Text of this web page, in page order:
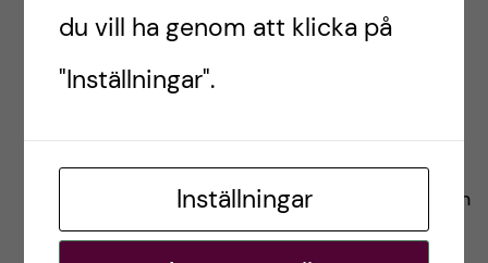
Scheele är en av de bästa
studieplatserna på campus och därmed
mitt andra hem
Våra veckor är inte så varierande i sin
uppbyggnad då de följer en specifik struktur. En
modul avslutad innebär en ny modul startad.
du vill ha genom att klicka på
"Inställningar".
Inställningar